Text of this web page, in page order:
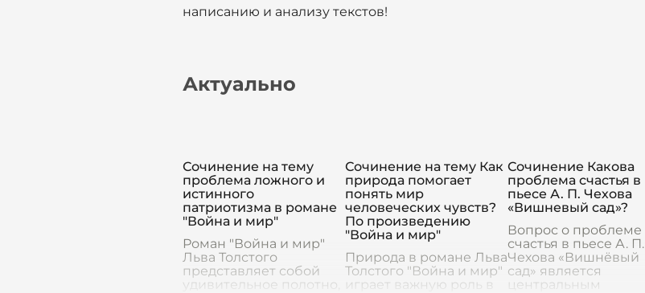
написанию и анализу текстов!
Актуально
Сочинение на тему
проблема ложного и
истинного
патриотизма в романе
"Война и мир"
Роман "Война и мир"
Льва Толстого
представляет собой
удивительное полотно,
Сочинение на тему Как
природа помогает
понять мир
человеческих чувств?
По произведению
"Война и мир"
Природа в романе Льва
Толстого "Война и мир"
играет важную роль в
Сочинение Какова
проблема счастья в
пьесе А. П. Чехова
«Вишневый сад»?
Вопрос о проблеме
счастья в пьесе А. П.
Чехова «Вишнёвый
сад» является
центральным